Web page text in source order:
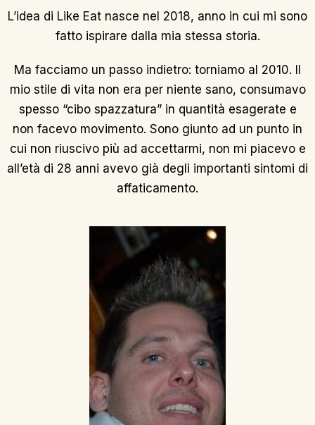
L’idea di Like Eat nasce nel 2018, anno in cui mi sono
fatto ispirare dalla mia stessa storia.
Ma facciamo un passo indietro: torniamo al 2010. Il
mio stile di vita non era per niente sano, consumavo
spesso “cibo spazzatura” in quantità esagerate e
non facevo movimento. Sono giunto ad un punto in
cui non riuscivo più ad accettarmi, non mi piacevo e
all’età di 28 anni avevo già degli importanti sintomi di
affaticamento.